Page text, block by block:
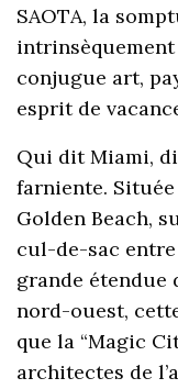
SAOTA, la
intrinsèquement
conjugue art,
esprit de
Qui dit Miami,
farniente.
Golden Beach,
cul-de-sac entre
grande étendue
nord-ouest,
que la “Magic
architectes de